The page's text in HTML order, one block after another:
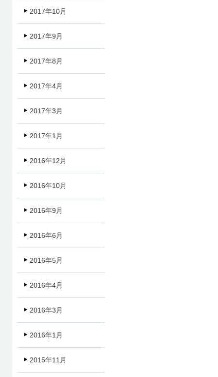
2017年10月
2017年9月
2017年8月
2017年4月
2017年3月
2017年1月
2016年12月
2016年10月
2016年9月
2016年6月
2016年5月
2016年4月
2016年3月
2016年1月
2015年11月